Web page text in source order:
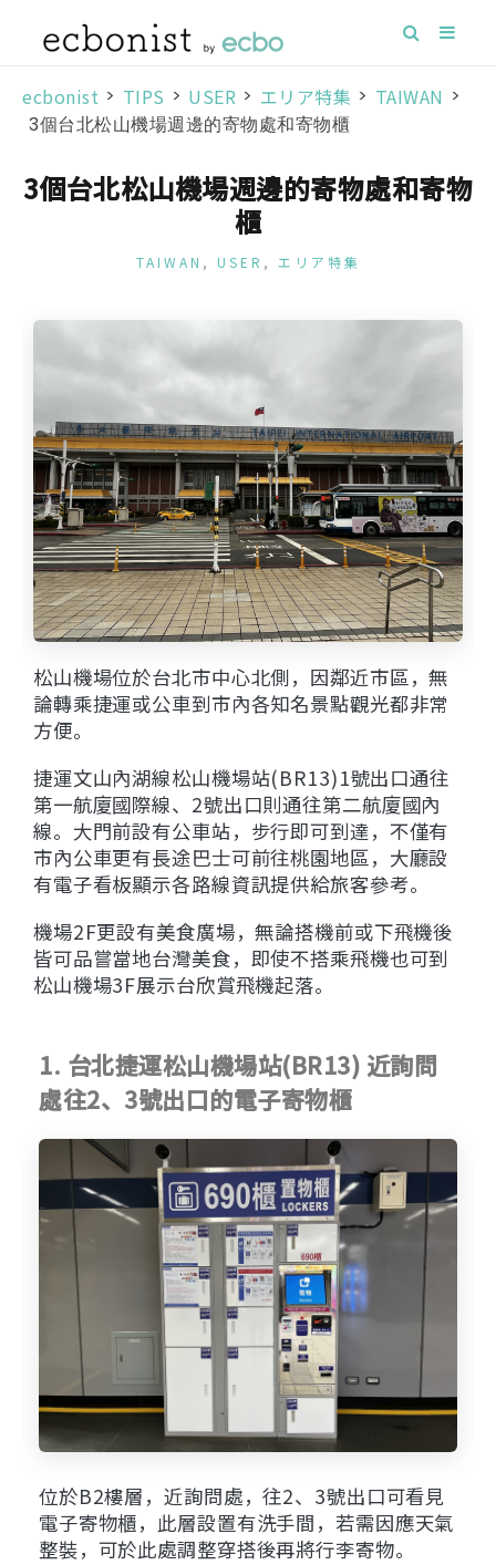
ecbonist > TIPS > USER > エリア特集 > TAIWAN >
3個台北松山機場週邊的寄物處和寄物櫃
3個台北松山機場週邊的寄物處和寄物
櫃
TAIWAN , USER , エリア特集
松山機場位於台北市中心北側，因鄰近市區，無
論轉乘捷運或公車到市內各知名景點觀光都非常
方便。
捷運文山內湖線松山機場站(BR13)1號出口通往
第一航廈國際線、2號出口則通往第二航廈國內
線。大門前設有公車站，步行即可到達，不僅有
市內公車更有長途巴士可前往桃園地區，大廳設
有電子看板顯示各路線資訊提供給旅客參考。
機場2F更設有美食廣場，無論搭機前或下飛機後
皆可品嘗當地台灣美食，即使不搭乘飛機也可到
松山機場3F展示台欣賞飛機起落。
1. 台北捷運松山機場站(BR13) 近詢問
處往2、3號出口的電子寄物櫃
位於B2樓層，近詢問處，往2、3號出口可看見
電子寄物櫃，此層設置有洗手間，若需因應天氣
整裝，可於此處調整穿搭後再將行李寄物。